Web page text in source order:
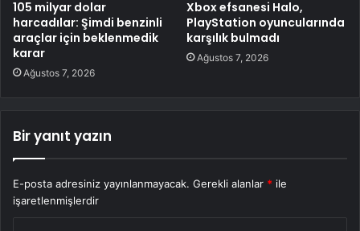
105 milyar dolar
harcadılar: Şimdi benzinli
araçlar için beklenmedik
karar
Ağustos 7, 2026
Xbox efsanesi Halo,
PlayStation oyuncularında
karşılık bulmadı
Ağustos 7, 2026
Bir yanıt yazın
E-posta adresiniz yayınlanmayacak. Gerekli alanlar * ile
işaretlenmişlerdir